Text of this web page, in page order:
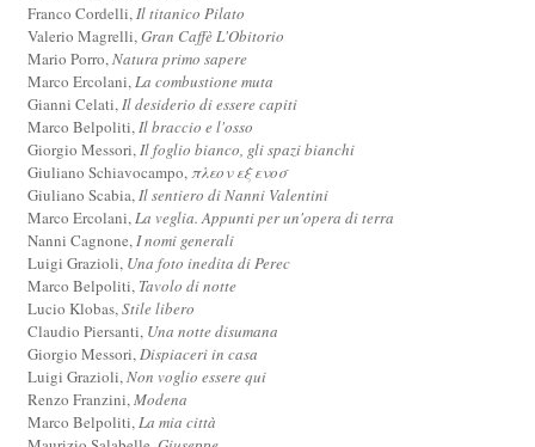
Franco Cordelli,Il titanico Pilato
Valerio Magrelli,Gran Caffè L'Obitorio
Mario Porro,Natura primo sapere
Marco Ercolani,La combustione muta
Gianni Celati,Il desiderio di essere capiti
Marco Belpoliti,Il braccio e l'osso
Giorgio Messori,Il foglio bianco, gli spazi bianchi
Giuliano Schiavocampo,πλεον εξ ενοσ
Giuliano Scabia,Il sentiero di Nanni Valentini
Marco Ercolani,La veglia. Appunti per un'opera di terra
Nanni Cagnone,I nomi generali
Luigi Grazioli, Una foto inedita di Perec
Marco Belpoliti, Tavolo di notte
Lucio Klobas,Stile libero
Claudio Piersanti, Una notte disumana
Giorgio Messori,Dispiaceri in casa
Luigi Grazioli,Non voglio essere qui
Renzo Franzini,Modena
Marco Belpoliti,La mia città